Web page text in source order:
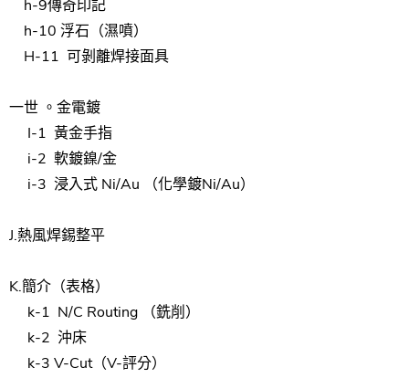
h-9傳奇印記
h-10 浮石（濕噴）
H-11 可剝離焊接面具
一世 。 金電鍍
I-1 黃金手指
i-2 軟鍍鎳/金
i-3 浸入式 Ni/Au （化學鍍Ni/Au）
J.熱風焊錫整平
K.簡介（表格）
k-1 N/C Routing （銑削）
k-2 沖床
k-3 V-Cut（V-評分）